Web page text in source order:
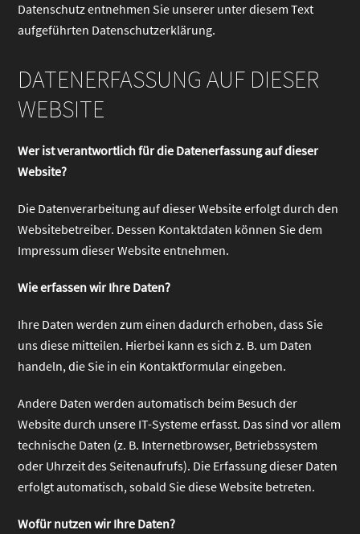
Datenschutz entnehmen Sie unserer unter diesem Text
aufgeführten Datenschutzerklärung.
DATENERFASSUNG AUF DIESER
WEBSITE
Wer ist verantwortlich für die Datenerfassung auf dieser
Website?
Die Datenverarbeitung auf dieser Website erfolgt durch den
Websitebetreiber. Dessen Kontaktdaten können Sie dem
Impressum dieser Website entnehmen.
Wie erfassen wir Ihre Daten?
Ihre Daten werden zum einen dadurch erhoben, dass Sie
uns diese mitteilen. Hierbei kann es sich z. B. um Daten
handeln, die Sie in ein Kontaktformular eingeben.
Andere Daten werden automatisch beim Besuch der
Website durch unsere IT-Systeme erfasst. Das sind vor allem
technische Daten (z. B. Internetbrowser, Betriebssystem
oder Uhrzeit des Seitenaufrufs). Die Erfassung dieser Daten
erfolgt automatisch, sobald Sie diese Website betreten.
Wofür nutzen wir Ihre Daten?